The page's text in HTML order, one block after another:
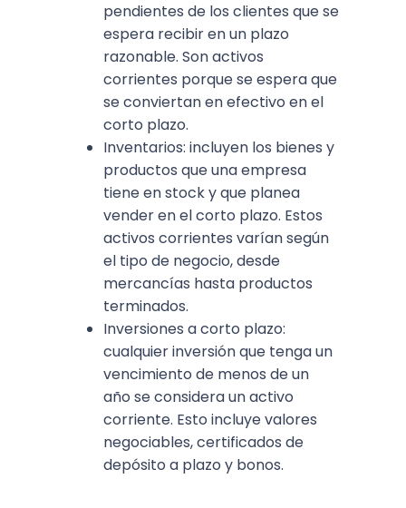
pendientes de los clientes que se
espera recibir en un plazo
razonable. Son activos
corrientes porque se espera que
se conviertan en efectivo en el
corto plazo.
Inventarios: incluyen los bienes y
productos que una empresa
tiene en stock y que planea
vender en el corto plazo. Estos
activos corrientes varían según
el tipo de negocio, desde
mercancías hasta productos
terminados.
Inversiones a corto plazo:
cualquier inversión que tenga un
vencimiento de menos de un
año se considera un activo
corriente. Esto incluye valores
negociables, certificados de
depósito a plazo y bonos.